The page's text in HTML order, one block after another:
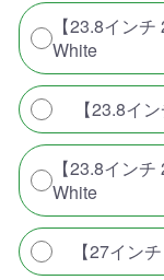
【23.8イン
White
【23.8イ
【23.8イン
White
【27イン